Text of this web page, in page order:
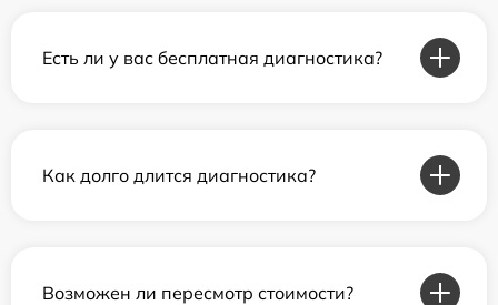
Есть ли у вас бесплатная диагностика?
Как долго длится диагностика?
Возможен ли пересмотр стоимости?